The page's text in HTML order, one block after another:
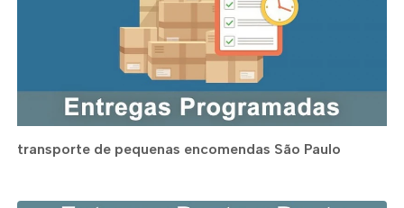
transporte de pequenas encomendas São Paulo